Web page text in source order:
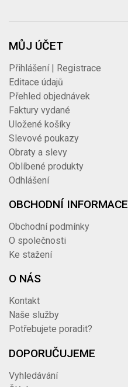
MŮJ ÚČET
Přihlášení | Registrace
Editace údajů
Přehled objednávek
Faktury vydané
Uložené košíky
Slevové poukazy
Obraty a slevy
Oblíbené produkty
Odhlášení
OBCHODNÍ INFORMACE
Obchodní podmínky
O společnosti
Ke stažení
O NÁS
Kontakt
Naše služby
Potřebujete poradit?
DOPORUČUJEME
Vyhledávání